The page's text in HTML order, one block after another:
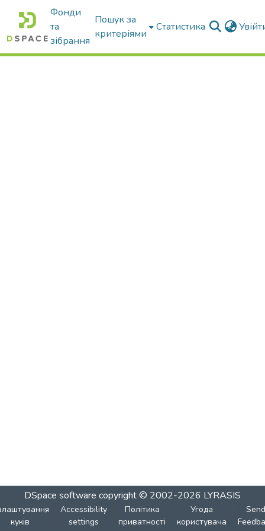
Фонди
та
зібрання
Пошук за
критеріями
Статистика
DSpace software copyright © 2002-2026 LYRASIS
куків
Accessibility
settings
Політика
приватності
Угода
користувача
Send